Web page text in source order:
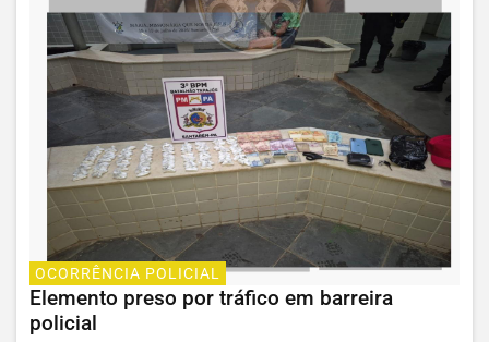
OCORRÊNCIA POLICIAL
Elemento preso por tráfico em barreira
policial